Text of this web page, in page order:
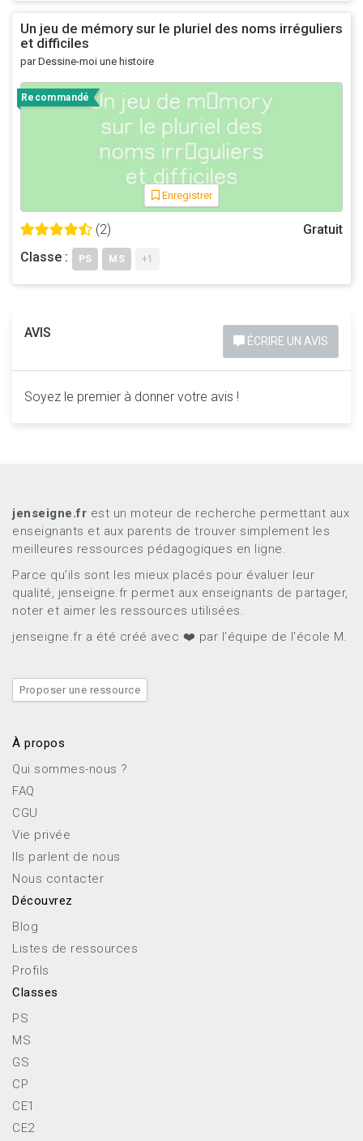
Un jeu de mémory sur le pluriel des noms irréguliers
et difficiles
par Dessine-moi une histoire
Recommandé
Enregistrer
(2)
Gratuit
Classe :
PS MS +1
AVIS
ÉCRIRE UN AVIS
Soyez le premier à donner votre avis !
jenseigne.fr est un moteur de recherche permettant aux
enseignants et aux parents de trouver simplement les
meilleures ressources pédagogiques en ligne.
Parce qu’ils sont les mieux placés pour évaluer leur
qualité, jenseigne.fr permet aux enseignants de partager,
noter et aimer les ressources utilisées.
jenseigne.fr a été créé avec ❤️ par l'équipe de l'école M.
Proposer une ressource
À propos
Qui sommes-nous ?
FAQ
CGU
Vie privée
Ils parlent de nous
Nous contacter
Découvrez
Blog
Listes de ressources
Profils
Classes
PS
MS
GS
CP
CE1
CE2